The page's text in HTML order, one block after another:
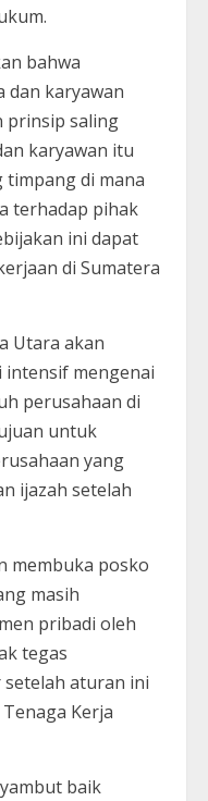
bahwa
dan karyawan
prinsip saling
karyawan itu
di mana
terhadap pihak
ini dapat
di Sumatera
Utara akan
intensif mengenai
perusahaan di
untuk
yang
ijazah setelah
membuka posko
masih
pribadi oleh
tegas
aturan ini
Kerja
baik